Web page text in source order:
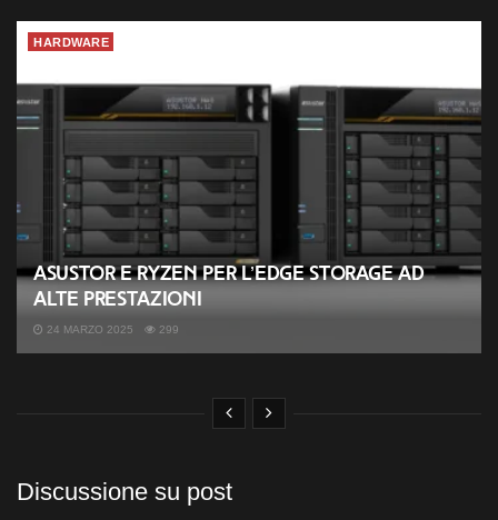
HARDWARE
ASUSTOR e Ryzen per l’Edge Storage ad
alte prestazioni
24 MARZO 2025 299
Discussione su post